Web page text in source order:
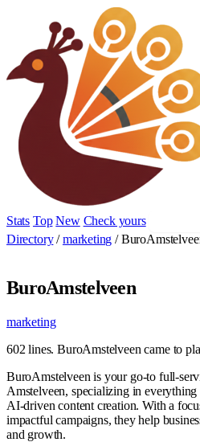
Stats Top New Check yours
Directory / marketing /
BuroAmstelveen
marketing
602 lines. BuroAmstelveen came to
BuroAmstelveen is your go-to full-
Amstelveen, specializing in
AI-driven content creation. With a
impactful campaigns, they help
and growth.